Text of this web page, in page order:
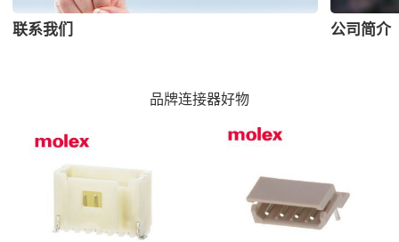
联系我们 公司简介
品牌连接器好物